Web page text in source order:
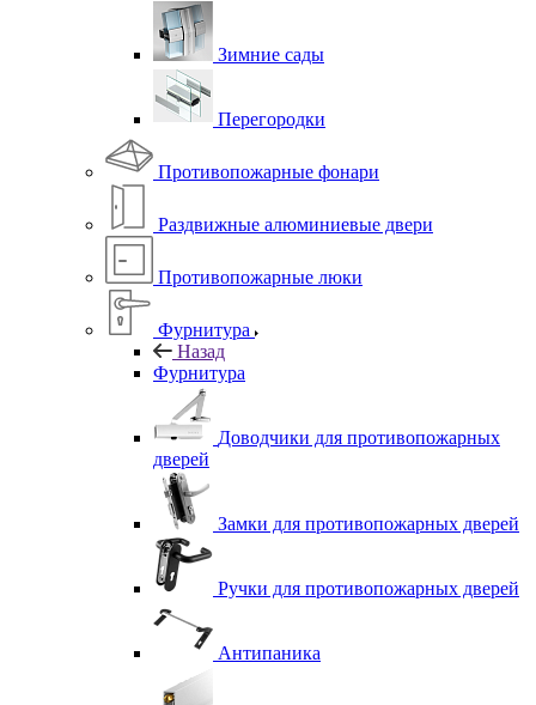
Зимние сады
Перегородки
Противопожарные фонари
Раздвижные алюминиевые двери
Противопожарные люки
Фурнитура
Назад
Фурнитура
Доводчики для противопожарных
дверей
Замки для противопожарных дверей
Ручки для противопожарных дверей
Антипаника